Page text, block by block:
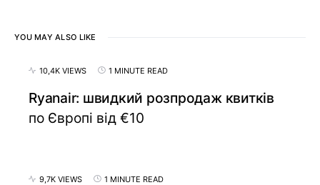
YOU MAY ALSO LIKE
10,4K VIEWS 1 MINUTE READ
Ryanair: швидкий розпродаж квитків
по Європі від €10
9,7K VIEWS 1 MINUTE READ